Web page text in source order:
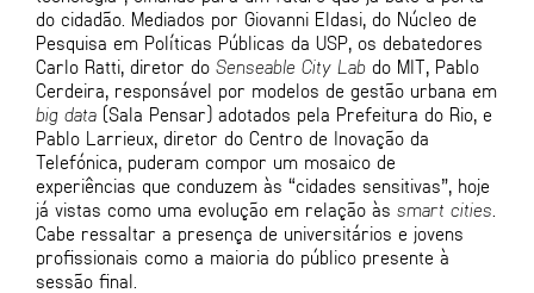
do cidadão. Mediados por Giovanni Eldasi, do Núcleo de
Pesquisa em Políticas Públicas da USP, os debatedores
Carlo Ratti, diretor do Senseable City Lab do MIT, Pablo
Cerdeira, responsável por modelos de gestão urbana em
big data (Sala Pensar) adotados pela Prefeitura do Rio, e
Pablo Larrieux, diretor do Centro de Inovação da
Telefónica, puderam compor um mosaico de
experiências que conduzem às “cidades sensitivas”, hoje
já vistas como uma evolução em relação às smart cities
Cabe ressaltar a presença de universitários e jovens
profissionais como a maioria do público presente à
sessão final.